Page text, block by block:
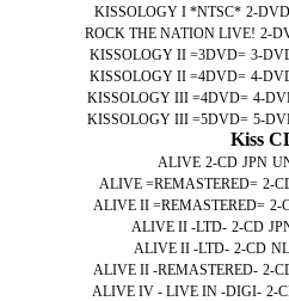
KISSOLOGY I *NTSC* 2-DVD
ROCK THE NATION LIVE! 2-
KISSOLOGY II =3DVD= 3-
KISSOLOGY II =4DVD= 4-
KISSOLOGY III =4DVD= 4-
KISSOLOGY III =5DVD= 5-
Kiss
ALIVE 2-CD JPN
ALIVE =REMASTERED= 2-
ALIVE II =REMASTERED= 2-
ALIVE II -LTD- 2-CD
ALIVE II -LTD- 2-CD NL
ALIVE II -REMASTERED- 2-
ALIVE IV - LIVE IN -DIGI- 2-